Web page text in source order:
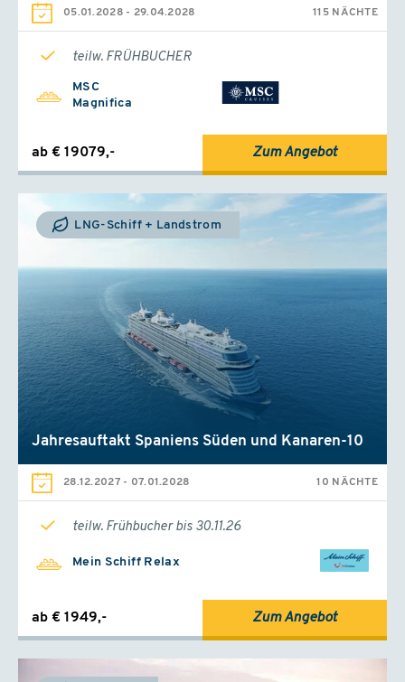
05.01.2028- 29.04.2028 115 NÄCHTE
teilw. FRÜHBUCHER
MSC
Magnifica
ab € 19079,- Zum Angebot
LNG-Schiff + Landstrom
Jahresauftakt Spaniens Süden und Kanaren-10
28.12.2027- 07.01.2028 10 NÄCHTE
teilw. Frühbucher bis 30.11.26
Mein Schiff Relax
ab € 1949,- Zum Angebot